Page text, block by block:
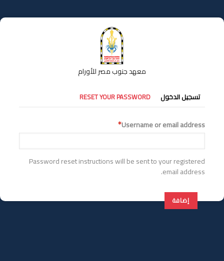
إلى
المحتوى
معهد جنوب مصر للأورام
التبويبات
الأساسية
تسجيل الدخول RESET YOUR PASSWORD
Username or email address
Password reset instructions will be sent to your registered
email address.